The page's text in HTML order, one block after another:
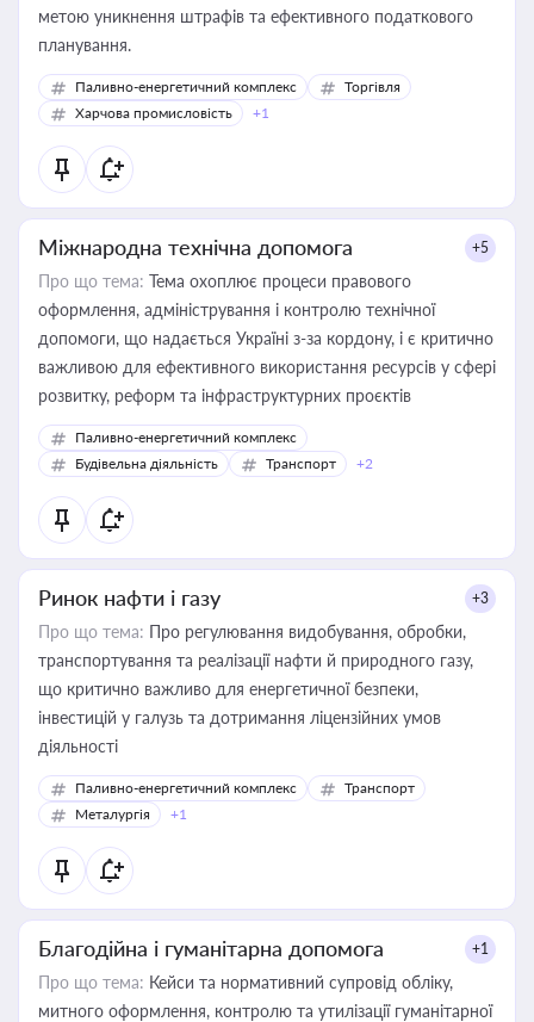
метою уникнення штрафів та ефективного податкового
планування.
Паливно-енергетичний комплекс
Торгівля
Харчова промисловість
+1
Міжнародна технічна допомога +5
Про що тема: Тема охоплює процеси правового
оформлення, адміністрування і контролю технічної
допомоги, що надається Україні з-за кордону, і є критично
важливою для ефективного використання ресурсів у сфері
розвитку, реформ та інфраструктурних проєктів
Паливно-енергетичний комплекс
Будівельна діяльність
Транспорт +2
Ринок нафти і газу +3
Про що тема: Про регулювання видобування, обробки,
транспортування та реалізації нафти й природного газу,
що критично важливо для енергетичної безпеки,
інвестицій у галузь та дотримання ліцензійних умов
діяльності
Паливно-енергетичний комплекс
Транспорт
Металургія
+1
Благодійна і гуманітарна допомога +1
Про що тема: Кейси та нормативний супровід обліку,
митного оформлення, контролю та утилізації гуманітарної